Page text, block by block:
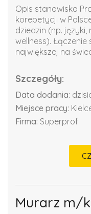
Opis stanowiska
korepetycji w
dziedzin (np. języki,
wellness).
największej na
Szczegóły:
Data dodania:
Miejsce pracy:
Firma: Superprof
Murarz m/k